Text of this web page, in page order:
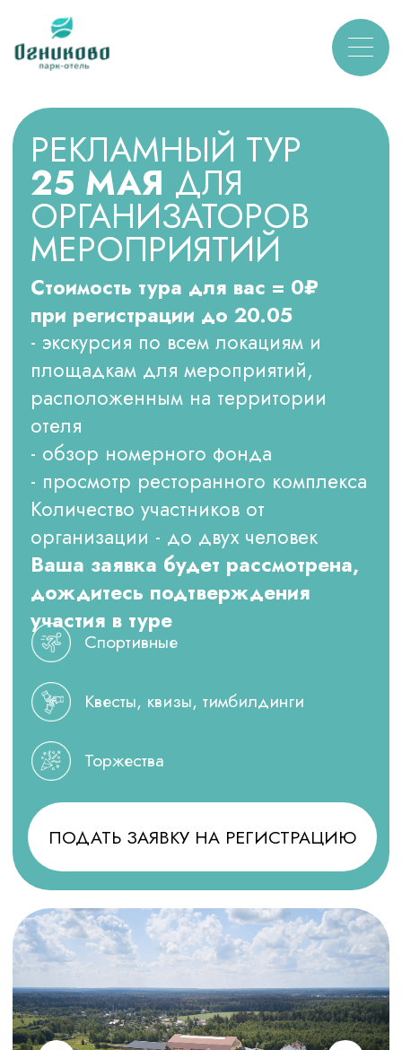
РЕКЛАМНЫЙ ТУР
25 МАЯ ДЛЯ
ОРГАНИЗАТОРОВ
МЕРОПРИЯТИЙ
- экскурсия по всем локациям и
площадкам для мероприятий,
расположенным на территории
- обзор номерного фонда
- просмотр ресторанного комплекса
Количество участников от
организации - до двух человек
Ваша заявка будет рассмотрена,
дождитесь подтверждения
участия в туре
Cтоимость тура для вас = 0₽
при регистрации до 20.05
Спортивные
Торжества
ПОДАТЬ ЗАЯВКУ НА РЕГИСТРАЦИЮ